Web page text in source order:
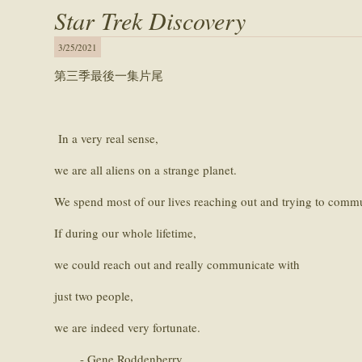
Star Trek Discovery
3/25/2021
第三季最後一集片尾
In a very real sense,
we are all aliens on a strange planet.
We spend most of our lives reaching out and trying to
If during our whole lifetime,
we could reach out and really communicate with
just two people,
we are indeed very fortunate.
- Gene Roddenberry